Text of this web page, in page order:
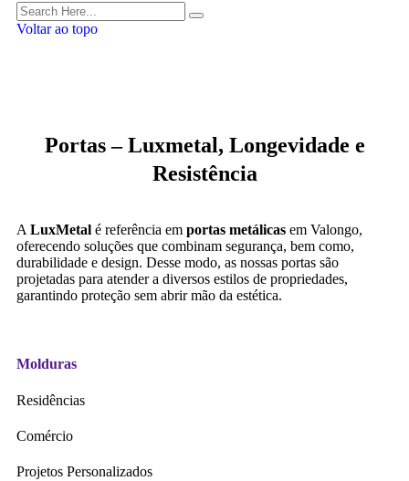
Voltar ao topo
Portas – Luxmetal, Longevidade e
Resistência
A LuxMetal é referência em portas metálicas em Valongo,
oferecendo soluções que combinam segurança, bem como,
durabilidade e design. Desse modo, as nossas portas são
projetadas para atender a diversos estilos de propriedades,
garantindo proteção sem abrir mão da estética.
Molduras
Residências
Comércio
Projetos Personalizados